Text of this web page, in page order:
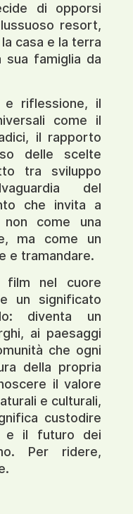
di opporsi
resort,
casa e la terra
sua famiglia da
e riflessione, il
come il
il rapporto
delle scelte
tra sviluppo
del
che invita a
come una
ma come un
e tramandare.
film nel cuore
un significato
diventa un
ai paesaggi
che ogni
della propria
il valore
e culturali,
custodire
e il futuro dei
Per ridere,